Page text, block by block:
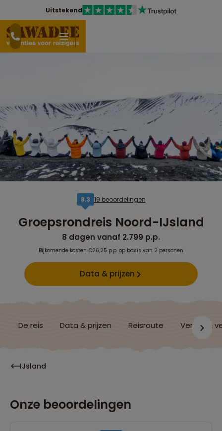
Uitstekend
8,3 19 beoordelingen
Groepsrondreis Noord-IJsland
8 dagen vanaf 2.799 p.p.
Bijkomende kosten €26,25 p.p. op basis van 2 personen
Data & prijzen
De reis Data & prijzen Reisroute Verblijf &
IJsland
Onze beoordelingen